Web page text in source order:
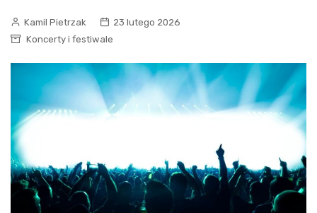
Kamil Pietrzak
23 lutego 2026
Koncerty i festiwale